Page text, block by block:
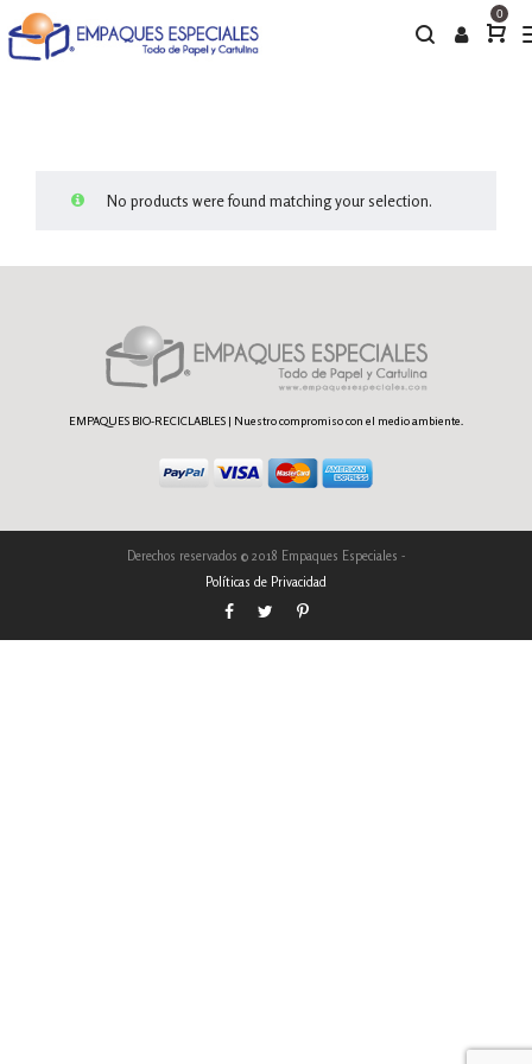
0
No products were found matching your selection.
EMPAQUES BIO-RECICLABLES | Nuestro compromiso con el medio ambiente.
Derechos reservados © 2018 Empaques Especiales -
Políticas de Privacidad